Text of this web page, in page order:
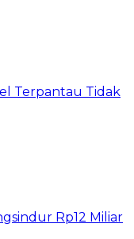
Terpantau Tidak
Rp12 Miliar